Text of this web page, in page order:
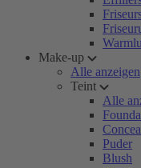
Make-up
Alle anzeigen
Teint
Alle
Puder
Blush